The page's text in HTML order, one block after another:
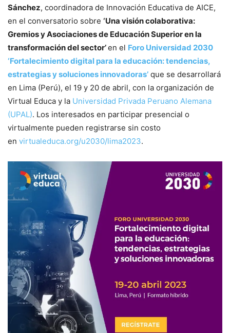
Sánchez, coordinadora de Innovación Educativa de AICE,
en el conversatorio sobre ‘Una visión colaborativa:
Gremios y Asociaciones de Educación Superior en la
transformación del sector’en el Foro Universidad 2030
‘Fortalecimiento digital para la educación: tendencias,
estrategias y soluciones innovadoras’ que se desarrollará
en Lima (Perú), el 19 y 20 de abril, con la organización de
Virtual Educa y la Universidad Privada Peruano Alemana
(UPAL). Los interesados en participar presencial o
virtualmente pueden registrarse sin costo
en virtualeduca.org/u2030/lima2023.